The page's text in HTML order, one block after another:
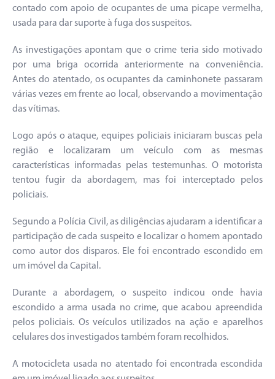
contado com apoio de ocupantes de uma picape vermelha,
usada para dar suporte à fuga dos suspeitos.
As investigações apontam que o crime teria sido motivado
por uma briga ocorrida anteriormente na conveniência.
Antes do atentado, os ocupantes da caminhonete passaram
várias vezes em frente ao local, observando a movimentação
das vítimas.
Logo após o ataque, equipes policiais iniciaram buscas pela
região e localizaram um veículo com as mesmas
características informadas pelas testemunhas. O motorista
tentou fugir da abordagem, mas foi interceptado pelos
policiais.
Segundo a Polícia Civil, as diligências ajudaram a identificar a
participação de cada suspeito e localizar o homem apontado
como autor dos disparos. Ele foi encontrado escondido em
um imóvel da Capital.
Durante a abordagem, o suspeito indicou onde havia
escondido a arma usada no crime, que acabou apreendida
pelos policiais. Os veículos utilizados na ação e aparelhos
celulares dos investigados também foram recolhidos.
A motocicleta usada no atentado foi encontrada escondida